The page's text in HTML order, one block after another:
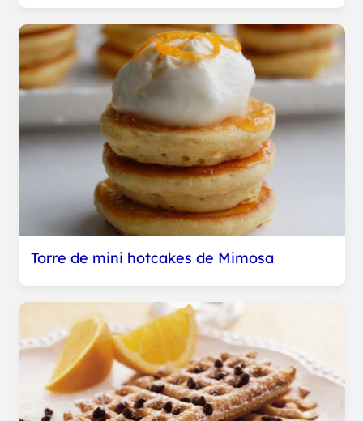
Torre de mini hotcakes de Mimosa